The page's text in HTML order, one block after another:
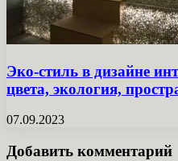
Эко-стиль в дизайне
цвета, экология,
07.09.2023
Добавить комментарий